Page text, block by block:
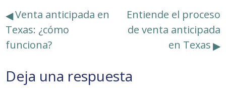
Navegación
de
entradas
Venta anticipada en
Texas: ¿cómo
funciona?
Entiende el proceso
de venta anticipada
en Texas
Deja una respuesta